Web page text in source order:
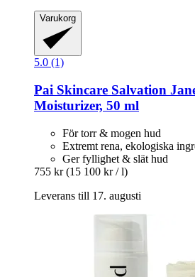
Varukorg
5.0 (1)
Pai Skincare Salvation
Moisturizer, 50 ml
För torr & mogen hud
Extremt rena, ekologiska
Ger fyllighet & slät hud
755 kr (15 100 kr / l)
Leverans till 17. augusti